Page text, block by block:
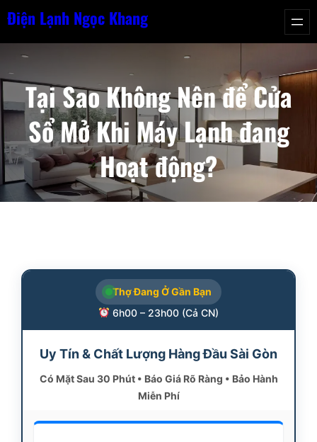
Chuyển
nội
Điện Lạnh Ngọc Khang
Tại Sao Không Nên để Cửa
Sổ Mở Khi Máy Lạnh đang
Hoạt động?
Thợ Đang Ở Gần Bạn
6h00 – 23h00 (Cả CN)
Uy Tín & Chất Lượng Hàng Đầu Sài Gòn
Có Mặt Sau 30 Phút • Báo Giá Rõ Ràng • Bảo Hành
Miễn Phí